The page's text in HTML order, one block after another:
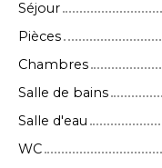
Séjour
Pièces
Chambres
Salle de bains
Salle d'eau
WC